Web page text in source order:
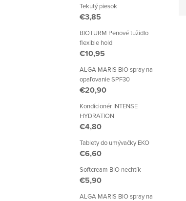
Tekutý piesok
€3,85
BIOTURM Penové tužidlo
flexible hold
€10,95
ALGA MARIS BIO spray na
opaľovanie SPF30
€20,90
Kondicionér INTENSE
HYDRATION
€4,80
Tablety do umývačky EKO
€6,60
Softcream BIO nechtík
€5,90
ALGA MARIS BIO spray na